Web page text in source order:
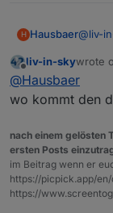
H Hausbaer@liv-
Sorry,
Der
Offline
liv-in-skywrote
last
@Hausbaer
wo kommt den
nach einem gelösten
ersten Posts
im Beitrag wenn er
https://picpick.app/
https://